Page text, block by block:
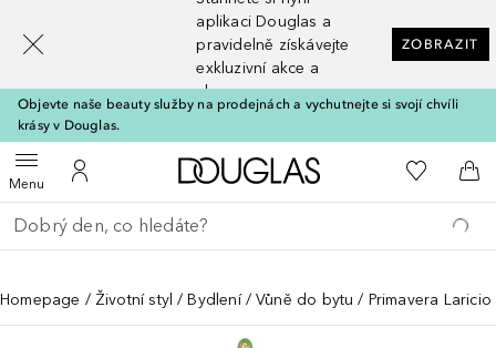
aplikaci Douglas a
pravidelně získávejte
exkluzivní akce a
slevy
ZOBRAZIT
Objevte naše beauty služby na prodejnách a vychutnejte si svojí chvíli
krásy v Douglas.
MenuOtevřít menuK mému účtu
Domů K mému
Do
Vraťte se
Proveďte vyhledávání
Homepage Životní styl Bydlení Vůně do bytu Primavera
[navigation.slideout.screenreader]